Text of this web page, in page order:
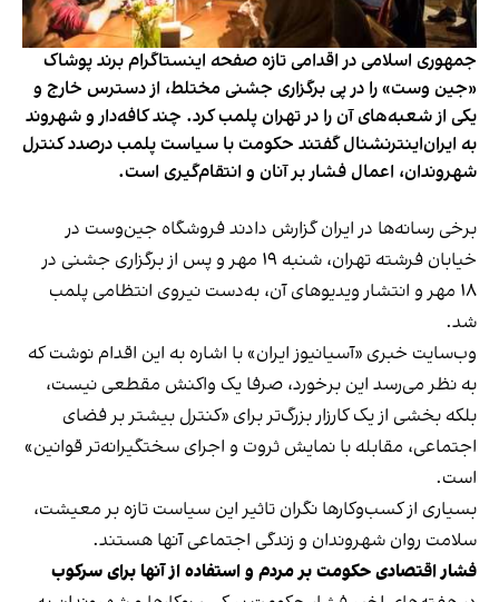
جمهوری اسلامی در اقدامی تازه صفحه اینستاگرام برند پوشاک
«جین وست» را در پی برگزاری جشنی مختلط، از دسترس خارج و
یکی از شعبه‌های آن را در تهران پلمب کرد. چند کافه‌‌دار و شهروند
به ایران‌اینترنشنال گفتند حکومت با سیاست پلمب درصدد کنترل
شهروندان، اعمال فشار بر آنان و انتقام‌گیری است.
برخی رسانه‌ها در ایران گزارش دادند فروشگاه جین‌وست در
خیابان فرشته تهران، شنبه ۱۹ مهر و پس از برگزاری جشنی در
۱۸ مهر و انتشار ویدیوهای آن، به‌دست نیروی انتظامی پلمب
شد.
وب‌سایت خبری «آسیانیوز ایران» با اشاره به این اقدام نوشت که
به نظر می‌رسد این برخورد، صرفا یک واکنش مقطعی نیست،
بلکه بخشی از یک کارزار بزرگ‌تر برای «کنترل بیشتر بر فضای
اجتماعی، مقابله با نمایش ثروت و اجرای سختگیرانه‌تر قوانین»
است.
بسیاری از کسب‌وکارها نگران تاثیر این سیاست‌ تازه بر معیشت،
سلامت روان شهروندان و زندگی اجتماعی آنها هستند.
فشار اقتصادی حکومت بر مردم و استفاده از آنها برای سرکوب